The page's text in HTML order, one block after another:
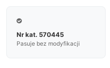

Nr kat. 570445
Pasuje bez modyfikacji